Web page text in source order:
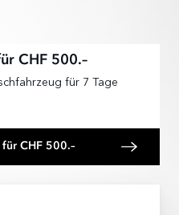
CHF 500.–
für 7 Tage
CHF 500.–